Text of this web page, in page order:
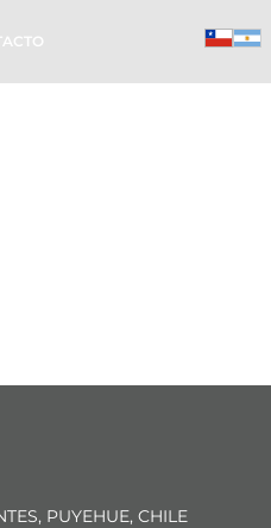
PUYEHUE, CHILE